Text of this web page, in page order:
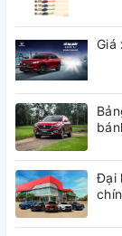
Xốp cán
Đế nhám
:
Lớp rối: Một
vệ sàn xe
chống nước,
trong quá
Từ ghế lái, ghế
chuẩn theo form
phải hoàn chỉnh,
Giá
Đại